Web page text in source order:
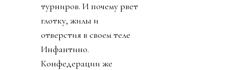
турниров. И почему рвет
глотку, жилы и
отверстия в своем теле
Инфантино.
Конфедерации же